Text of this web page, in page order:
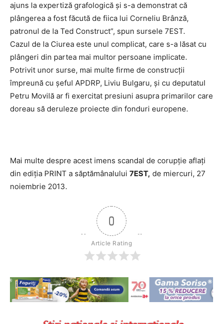
ajuns la expertiză grafologică şi s-a demonstrat că
plângerea a fost făcută de fiica lui Corneliu Brânză,
patronul de la Ted Construct”, spun sursele 7EST.
Cazul de la Ciurea este unul complicat, care s-a lăsat cu
plângeri din partea mai multor persoane implicate.
Potrivit unor surse, mai multe firme de construcţii
împreună cu şeful APDRP, Liviu Bulgaru, şi cu deputatul
Petru Movilă ar fi exercitat presiuni asupra primarilor care
doreau să deruleze proiecte din fonduri europene.
Mai multe despre acest imens scandal de corupție aflați
din ediția PRINT a săptămânalului 7EST, de miercuri, 27
noiembrie 2013.
0
Article Rating